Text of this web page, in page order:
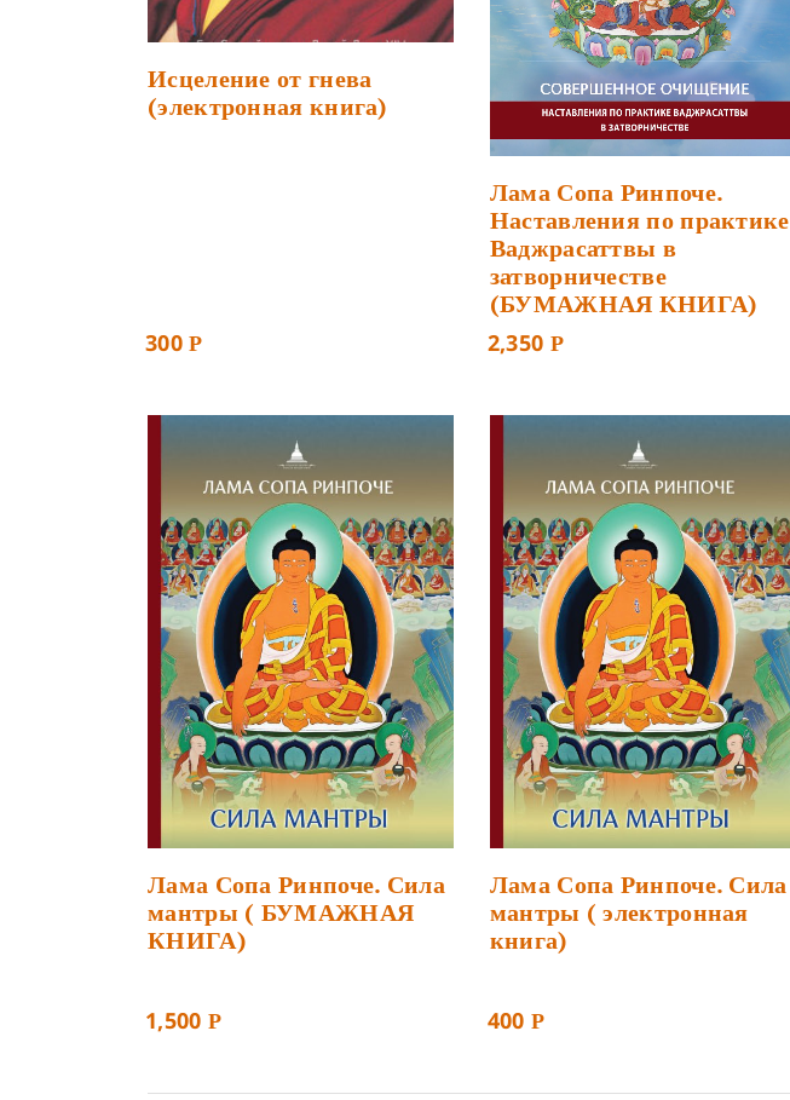
Исцеление от гнева
(электронная книга)
300Р
Лама Сопа Ринпоче.
Наставления по практике
Ваджрасаттвы в
затворничестве
(БУМАЖНАЯ КНИГА)
2,350 Р
Лама Сопа Ринпоче. Сила
мантры ( БУМАЖНАЯ
КНИГА)
1,500 Р
Лама Сопа Ринпоче. Сила
мантры ( электронная
книга)
400 Р